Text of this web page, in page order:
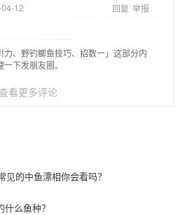
12
回复 举报
力、野钓鲫鱼技巧、招数一」这部分内
下发朋友圈。
查看更多评论
的中鱼漂相你会看吗？
么鱼种？